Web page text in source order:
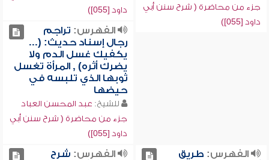
جزء من محاضرة ( شرح سنن أبي
داود [055])
داود [055])
الفهرس: تراجم
رجال إسناد حديث: (...
يكفيك غسل الدم ولا
يضرك أثره) , المرأة تغسل
ثوبها الذي تلبسه في
حيضها
للشيخ: عبد المحسن العباد
جزء من محاضرة ( شرح سنن أبي
داود [055])
الفهرس: طريق
الفهرس: شرح